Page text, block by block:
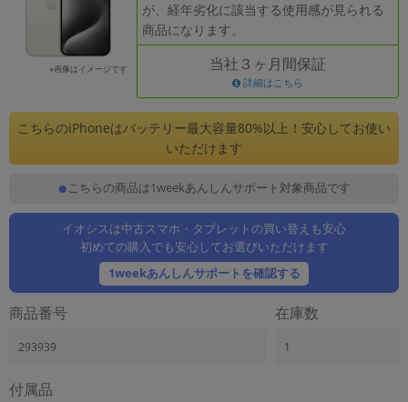
※画像はイメージです
が、経年劣化に該当する使用感が見られる
商品になります。
当社３ヶ月間保証
詳細はこちら
こちらのiPhoneはバッテリー最大容量80%以上！安心してお使い
いただけます
こちらの商品は1weekあんしんサポート対象商品です
イオシスは中古スマホ・タブレットの買い替えも安心
初めての購入でも安心してお選びいただけます
1weekあんしんサポートを確認する
商品番号
293939
在庫数
1
付属品
除外ワード
人気の検索ワード： Let's note
「スマートフォン」「タブレット」など
シリーズ
商品シリーズ名・ブランド名の絞り込み。
メーカー
製造、販売メーカーの絞り込み
「Apple」「SONY」「SHARP」など
商品の搭載機能による絞り込み
ドライブの絞り込み